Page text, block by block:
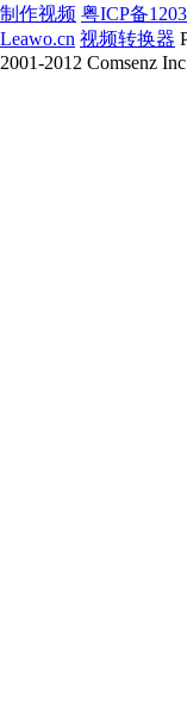
制作视频 粤ICP备
Leawo.cn 视频转换器
2001-2012 Comsenz